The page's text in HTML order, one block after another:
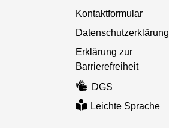
Kontaktformular
Datenschutzerklärung
Erklärung zur
Barrierefreiheit
DGS
Leichte Sprache